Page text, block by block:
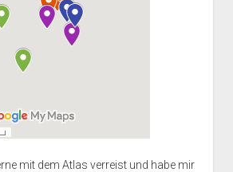
mit dem Atlas verreist und habe mir